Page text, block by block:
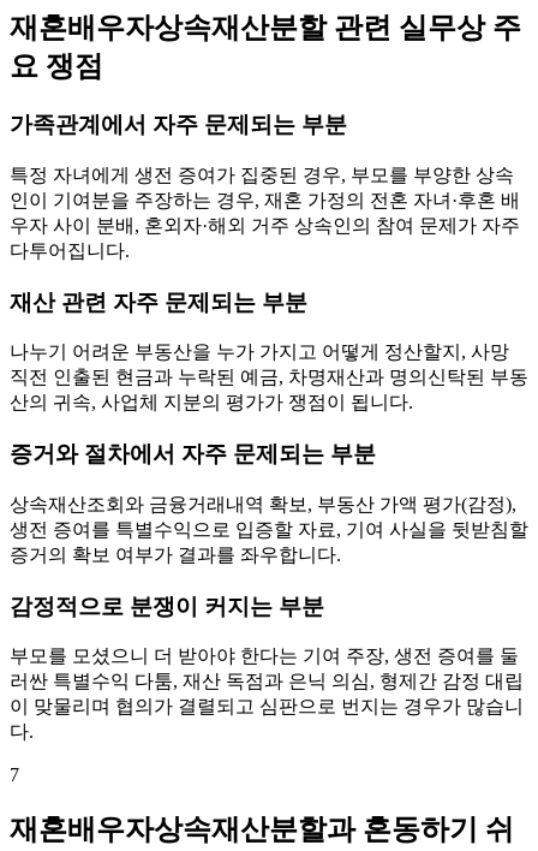
재혼배우자상속재산분할 관련 실무상 주
요 쟁점
가족관계에서 자주 문제되는 부분
특정 자녀에게 생전 증여가 집중된 경우, 부모를 부양한 상속
인이 기여분을 주장하는 경우, 재혼 가정의 전혼 자녀·후혼 배
우자 사이 분배, 혼외자·해외 거주 상속인의 참여 문제가 자주
다투어집니다.
재산 관련 자주 문제되는 부분
나누기 어려운 부동산을 누가 가지고 어떻게 정산할지, 사망
직전 인출된 현금과 누락된 예금, 차명재산과 명의신탁된 부동
산의 귀속, 사업체 지분의 평가가 쟁점이 됩니다.
증거와 절차에서 자주 문제되는 부분
상속재산조회와 금융거래내역 확보, 부동산 가액 평가(감정),
생전 증여를 특별수익으로 입증할 자료, 기여 사실을 뒷받침할
증거의 확보 여부가 결과를 좌우합니다.
감정적으로 분쟁이 커지는 부분
부모를 모셨으니 더 받아야 한다는 기여 주장, 생전 증여를 둘
러싼 특별수익 다툼, 재산 독점과 은닉 의심, 형제간 감정 대립
이 맞물리며 협의가 결렬되고 심판으로 번지는 경우가 많습니
다.
7
재혼배우자상속재산분할과 혼동하기 쉬